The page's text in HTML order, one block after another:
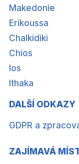
Makedonie
Erikoussa
Chalkidiki
Chios
Ios
Ithaka
DALŠÍ ODKAZY
GDPR a
ZAJÍMAVÁ